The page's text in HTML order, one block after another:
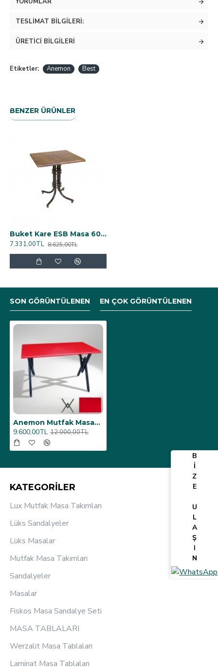
TESLIMAT BILGILERI:
ÜRETICI BILGILERI
Etiketler: Anemon Best
BENZER ÜRÜNLER
Buket Kare ESB Masa 60x60cm - (Werzalit, Wermodin ve Allzalit Tabla) - Rustik Dark
7.331,00TL 8.625,00TL
SON GÖRÜNTÜLENEN EN ÇOK GÖRÜNTÜLENEN
Anemon Mutfak Masası 80x140 (Werzalit, Wermodin ve Allzalit Tabla) - Kırmızı
9.600,00TL 12.000,00TL
KATEGORİLER
Lux Mutfak Masa Takımları
Lüks Sandalyeler
Lüks Masalar
Mutfak Masa Takımları
Sandalyeler
Masalar
Fiskos Masa Sandalye Seti
MASA TABLALARI
Werzalit Masa Tablaları
Laminat Masa Tablaları
B
İ
Z
E
U
L
A
Ş
I
N